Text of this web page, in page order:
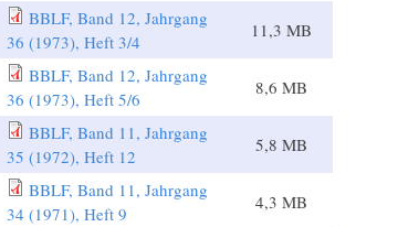
BBLF, Band 12, Jahrgang
36 (1973), Heft 3/4
11,3 MB
BBLF, Band 12, Jahrgang
36 (1973), Heft 5/6
8,6 MB
BBLF, Band 11, Jahrgang
35 (1972), Heft 12
5,8 MB
BBLF, Band 11, Jahrgang
34 (1971), Heft 9
4,3 MB